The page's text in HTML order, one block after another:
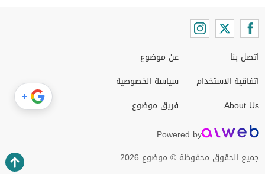
اتصل بنا
اتفاقية الاستخدام
About Us
عن موضوع
سياسة الخصوصية
فريق موضوع
Powered by
جميع الحقوق محفوظة © موضوع 2026
+